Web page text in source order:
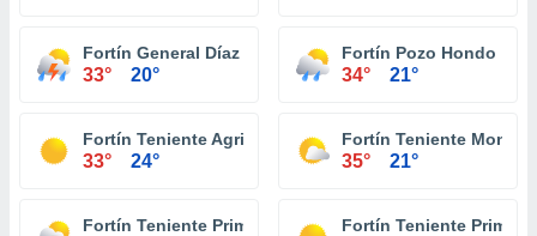
Fortín General Díaz
33° 20°
Fortín Pozo Hondo
34° 21°
Fortín Teniente Agripino Enciso
33° 24°
Fortín Teniente
35° 21°
Fortín Teniente Primero BuenaventuraFortín Teniente